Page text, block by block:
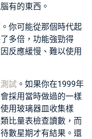
有的東西。
你可能從那個時代起
多倍，功能強勁得
反應緩慢、難以使用
試 。如果你在1999年
採用當時做過的一樣
用玻璃器皿收集樣
比量表檢查讀數，而
數星期才有結果。還